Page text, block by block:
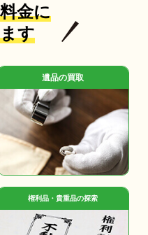
金に
す
遺品の買取
権利品・貴重品の探索